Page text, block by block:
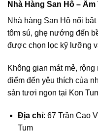
Nhà Hàng San Hô –
Nhà hàng San Hô nổi
tôm sú, ghẹ nướng đến
được chọn lọc kỹ lưỡng
Không gian mát mẻ,
điểm đến yêu thích của
sản tươi ngon tại Kon
Địa chỉ: 67 Trần Cao
Tum